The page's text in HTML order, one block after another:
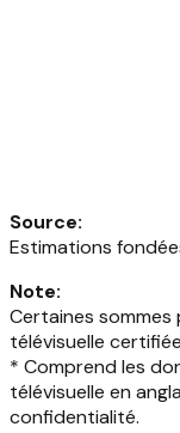
Source:
Estimations
Note:
Certaines
télévisuelle
* Comprend les
télévisuelle en
confidentialité.